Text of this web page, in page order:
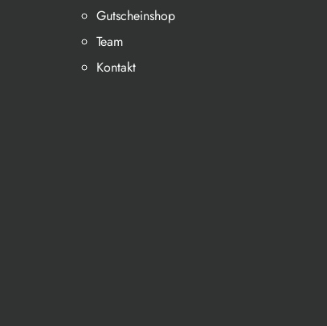
Gutscheinshop
Team
Kontakt